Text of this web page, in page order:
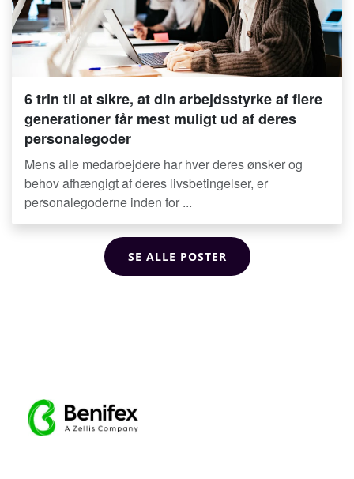
6 trin til at sikre, at din arbejdsstyrke af flere
generationer får mest muligt ud af deres
personalegoder
Mens alle medarbejdere har hver deres ønsker og
behov afhængigt af deres livsbetingelser, er
personalegoderne inden for ...
SE ALLE POSTER